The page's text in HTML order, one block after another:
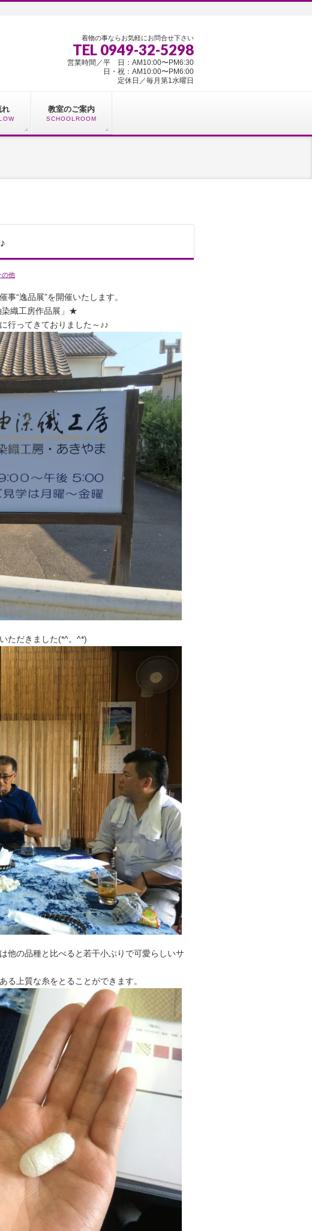
着物の事ならお気軽にお問合せ下さい
TEL 0949-32-5298
営業時間／平 日：AM10:00〜PM6:30
日・祝：AM10:00〜PM6:00
定休日／毎月第1水曜日
れ 教室のご案内
SCHOOLROOM
の他
“逸品展”を開催いたします。
染織工房作品展」★
行ってきておりました～♪♪
ただきました(*^。^*)
他の品種と比べると若干小ぶりで可愛らしいサ
る上質な糸をとることができます。